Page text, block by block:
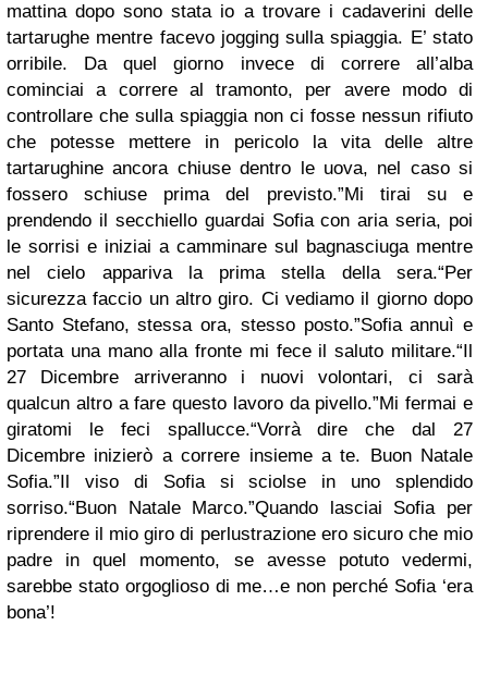
mattina dopo sono stata io a trovare i cadaverini delle
tartarughe mentre facevo jogging sulla spiaggia. E’ stato
orribile. Da quel giorno invece di correre all’alba
cominciai a correre al tramonto, per avere modo di
controllare che sulla spiaggia non ci fosse nessun rifiuto
che potesse mettere in pericolo la vita delle altre
tartarughine ancora chiuse dentro le uova, nel caso si
fossero schiuse prima del previsto.”Mi tirai su e
prendendo il secchiello guardai Sofia con aria seria, poi
le sorrisi e iniziai a camminare sul bagnasciuga mentre
nel cielo appariva la prima stella della sera.“Per
sicurezza faccio un altro giro. Ci vediamo il giorno dopo
Santo Stefano, stessa ora, stesso posto.”Sofia annuì e
portata una mano alla fronte mi fece il saluto militare.“Il
27 Dicembre arriveranno i nuovi volontari, ci sarà
qualcun altro a fare questo lavoro da pivello.”Mi fermai e
giratomi le feci spallucce.“Vorrà dire che dal 27
Dicembre inizierò a correre insieme a te. Buon Natale
Sofia.”Il viso di Sofia si sciolse in uno splendido
sorriso.“Buon Natale Marco.”Quando lasciai Sofia per
riprendere il mio giro di perlustrazione ero sicuro che mio
padre in quel momento, se avesse potuto vedermi,
sarebbe stato orgoglioso di me…e non perché Sofia ‘era
bona’!